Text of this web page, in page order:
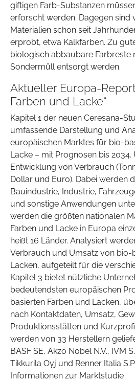
giftigen Farb-Substanzen
erforscht werden. Dagegen sind
Materialien schon seit
erprobt, etwa Kalkfarben. Zu
biologisch abbaubare Farbreste
Sondermüll entsorgt werden.
Aktueller Europa-
Farben und Lacke“
Kapitel 1 der neuen Ceresana-
umfassende Darstellung und
europäischen Marktes für bio-
Lacke – mit Prognosen bis
Entwicklung von Verbrauch
Dollar und Euro). Dabei werden
Bauindustrie, Industrie,
und sonstige Anwendungen
werden die größten nationalen
Farben und Lacke in Europa
heißt 16 Länder. Analysiert
Verbrauch und Umsatz von bio-
Lacken, aufgeteilt für die
Kapitel 3 bietet nützliche
bedeutendsten europäischen
basierten Farben und Lacken,
nach Kontaktdaten, Umsatz,
Produktionsstätten und
werden von 33 Herstellern
BASF SE, Akzo Nobel N.V., IVM
Tikkurila Oyj und Renner Italia
Informationen zur Marktstudie